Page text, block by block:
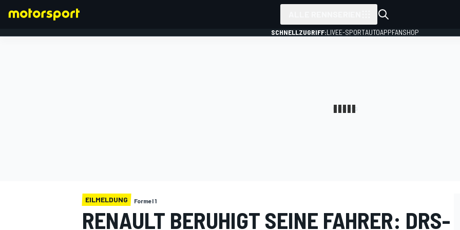
SCHNELLZUGRIFF:LIVEE-SPORTAUTOAPPFANSHOP
EILMELDUNG Formel 1
RENAULT BERUHIGT SEINE FAHRER: DRS-